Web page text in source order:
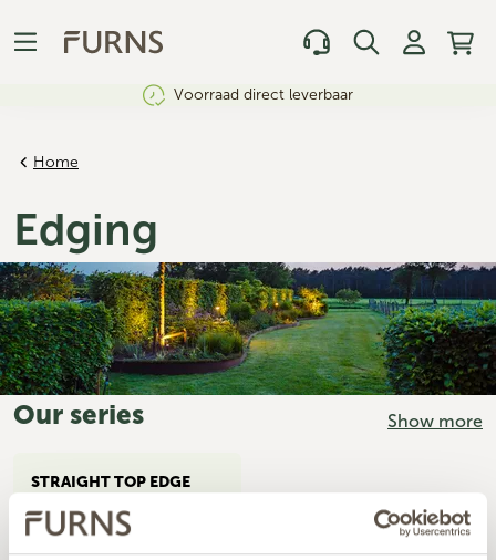
Voorraad direct leverbaar
Home
Edging
Our series Show more
STRAIGHT TOP EDGE